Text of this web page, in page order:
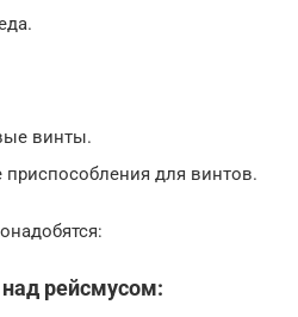
винты.
для винтов.
над рейсмусом: